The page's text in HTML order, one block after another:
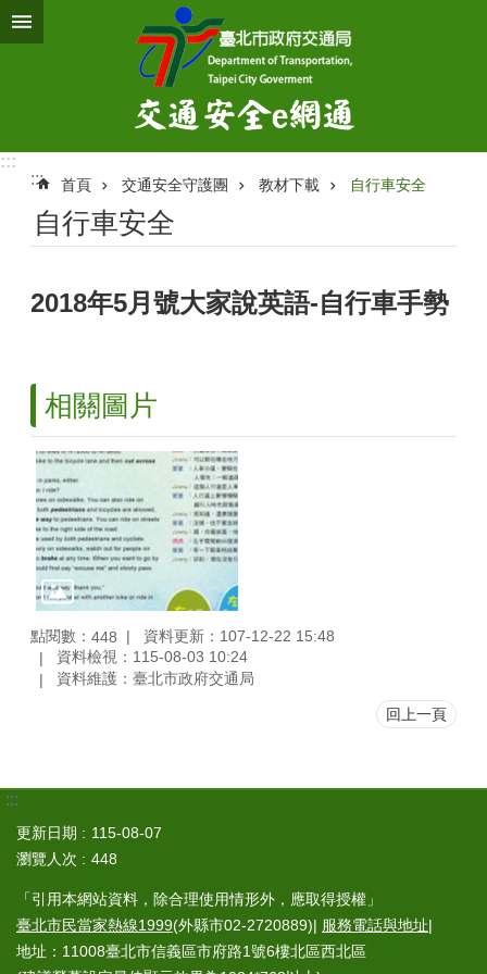
跳到主要內容區塊
:::
:::
首頁 交通安全守護團 教材下載 自行車安全
自行車安全
2018年5月號大家說英語-自行車手勢
相關圖片
點閱數： 448
資料更新：107-12-22 15:48
資料檢視：115-08-03 10:24
資料維護：臺北市政府交通局
回上一頁
:::
更新日期
115-08-07
瀏覽人次
448
「引用本網站資料，除合理使用情形外，應取得授權」
臺北市民當家熱線1999(外縣市02-2720889)| 服務電話與地址|
地址：11008臺北市信義區市府路1號6樓北區西北區